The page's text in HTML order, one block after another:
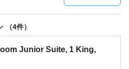
（4件）
Junior Suite, 1 King,